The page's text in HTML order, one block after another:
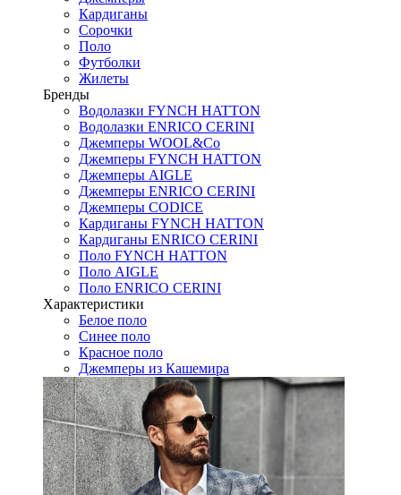
Кардиганы
Сорочки
Поло
Футболки
Жилеты
Бренды
Водолазки FYNCH HATTON
Водолазки ENRICO CERINI
Джемперы WOOL&Co
Джемперы FYNCH HATTON
Джемперы AIGLE
Джемперы ENRICO CERINI
Джемперы CODICE
Кардиганы FYNCH HATTON
Кардиганы ENRICO CERINI
Поло FYNCH HATTON
Поло AIGLE
Поло ENRICO CERINI
Характеристики
Белое поло
Синее поло
Красное поло
Джемперы из Кашемира